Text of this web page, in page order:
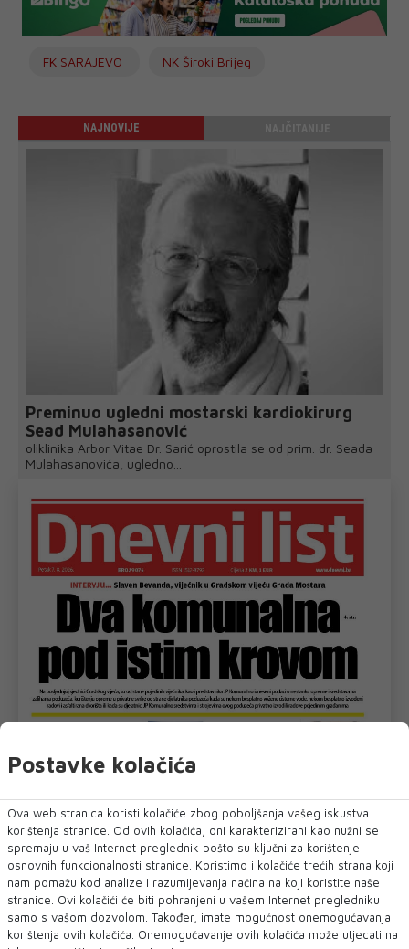
FK SARAJEVO NK Široki Brijeg
NAJNOVIJE
Preminuo ugledni mostarski kardiokirurg
Sead Mulahasanović
oliklinika Arbor Vitae Dr. Sarić oprostila se od prim. dr. Seada
Mulahasanovića, ugledno...
Postavke kolačića
Ova web stranica koristi kolačiće zbog poboljšanja vašeg iskustva
korištenja stranice. Od ovih kolačića, oni karakterizirani kao nužni se
spremaju u vaš Internet preglednik pošto su ključni za korištenje
osnovnih funkcionalnosti stranice. Koristimo i kolačiće trećih strana koji
nam pomažu kod analize i razumijevanja načina na koji koristite naše
stranice. Ovi kolačići će biti pohranjeni u vašem Internet pregledniku
samo s vašom dozvolom. Također, imate mogućnost onemogućavanja
korištenja ovih kolačića. Onemogućavanje ovih kolačića može utjecati na